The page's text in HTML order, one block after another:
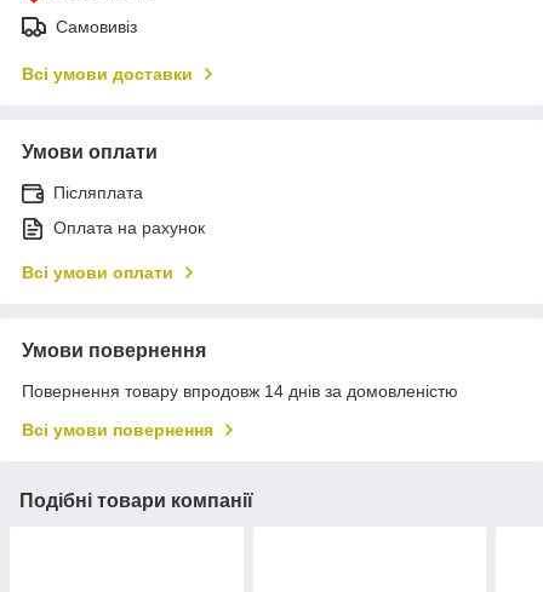
Самовивіз
Всі умови доставки
Умови оплати
Післяплата
Оплата на рахунок
Всі умови оплати
Умови повернення
Повернення товару впродовж 14 днів за домовленістю
Всі умови повернення
Подібні товари компанії